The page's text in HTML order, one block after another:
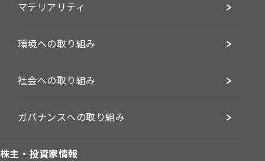
マテリアリティ
環境への取り組み
社会への取り組み
ガバナンスへの取り組み
株主・投資家情報